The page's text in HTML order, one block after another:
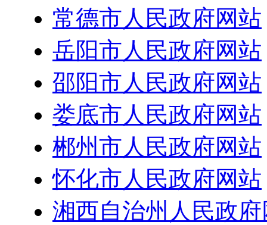
常德市人民政府网站
岳阳市人民政府网站
邵阳市人民政府网站
娄底市人民政府网站
郴州市人民政府网站
怀化市人民政府网站
湘西自治州人民政